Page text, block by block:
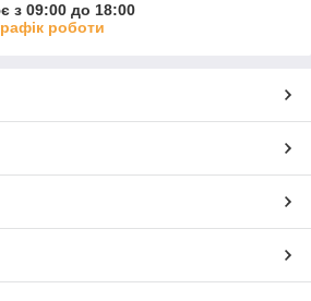
з 09:00 до 18:00
роботи